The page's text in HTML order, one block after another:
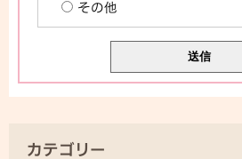
その他
カテゴリー